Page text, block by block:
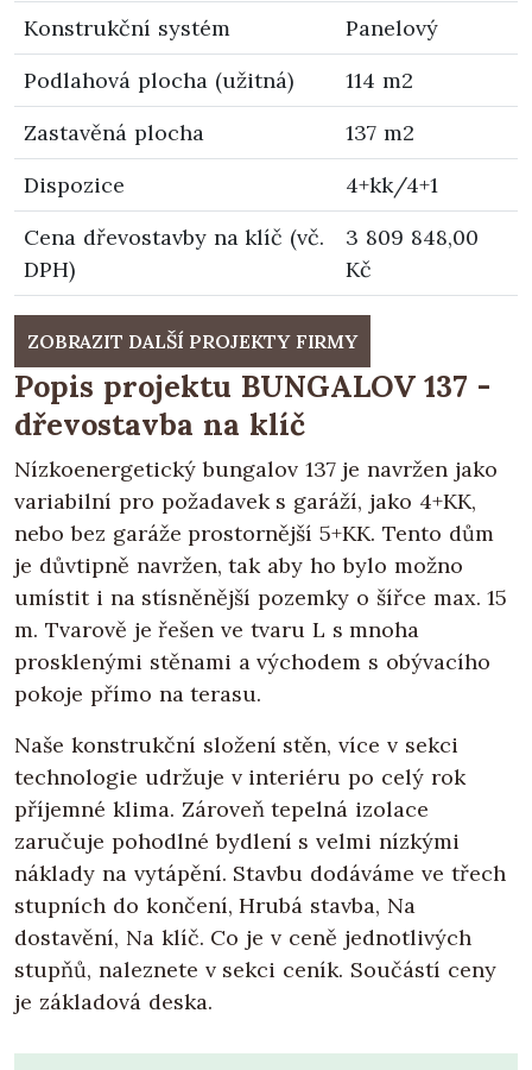
Konstrukční systém
Panelový
Podlahová plocha (užitná)
114 m2
Zastavěná plocha
137 m2
Dispozice
4+kk/4+1
Cena dřevostavby na klíč (vč.
DPH)
3 809 848,00
Kč
ZOBRAZIT DALŠÍ PROJEKTY FIRMY
Popis projektu BUNGALOV 137 -
dřevostavba na klíč
Nízkoenergetický bungalov 137 je navržen jako
variabilní pro požadavek s garáží, jako 4+KK,
nebo bez garáže prostornější 5+KK. Tento dům
je důvtipně navržen, tak aby ho bylo možno
umístit i na stísněnější pozemky o šířce max. 15
m. Tvarově je řešen ve tvaru L s mnoha
prosklenými stěnami a východem s obývacího
pokoje přímo na terasu.
Naše konstrukční složení stěn, více v sekci
technologie udržuje v interiéru po celý rok
příjemné klima. Zároveň tepelná izolace
zaručuje pohodlné bydlení s velmi nízkými
náklady na vytápění. Stavbu dodáváme ve třech
stupních do končení, Hrubá stavba, Na
dostavění, Na klíč. Co je v ceně jednotlivých
stupňů, naleznete v sekci ceník. Součástí ceny
je základová deska.